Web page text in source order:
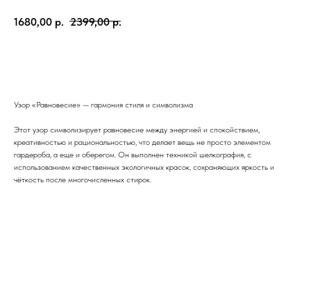
1680,00 р. 2399,00 р.
Узор «Равновесие» — гармония стиля и символизма
Этот узор символизирует равновесие между энергией и спокойствием,
креативностью и рациональностью, что делает вещь не просто элементом
гардероба, а еще и оберегом. Он выполнен техникой шелкография, с
использованием качественных экологичных красок, сохраняющих яркость и
чёткость после многочисленных стирок.